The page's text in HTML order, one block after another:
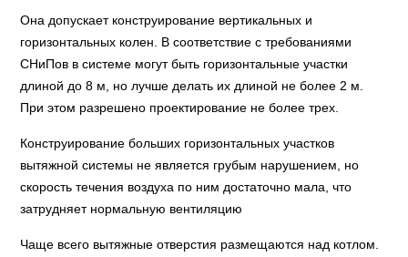
Она допускает конструирование вертикальных и
горизонтальных колен. В соответствие с требованиями
СНиПов в системе могут быть горизонтальные участки
длиной до 8 м, но лучше делать их длиной не более 2 м.
При этом разрешено проектирование не более трех.
Конструирование больших горизонтальных участков
вытяжной системы не является грубым нарушением, но
скорость течения воздуха по ним достаточно мала, что
затрудняет нормальную вентиляцию
Чаще всего вытяжные отверстия размещаются над котлом.